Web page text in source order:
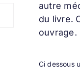
autre
du livre.
ouvrage.
Ci dessous